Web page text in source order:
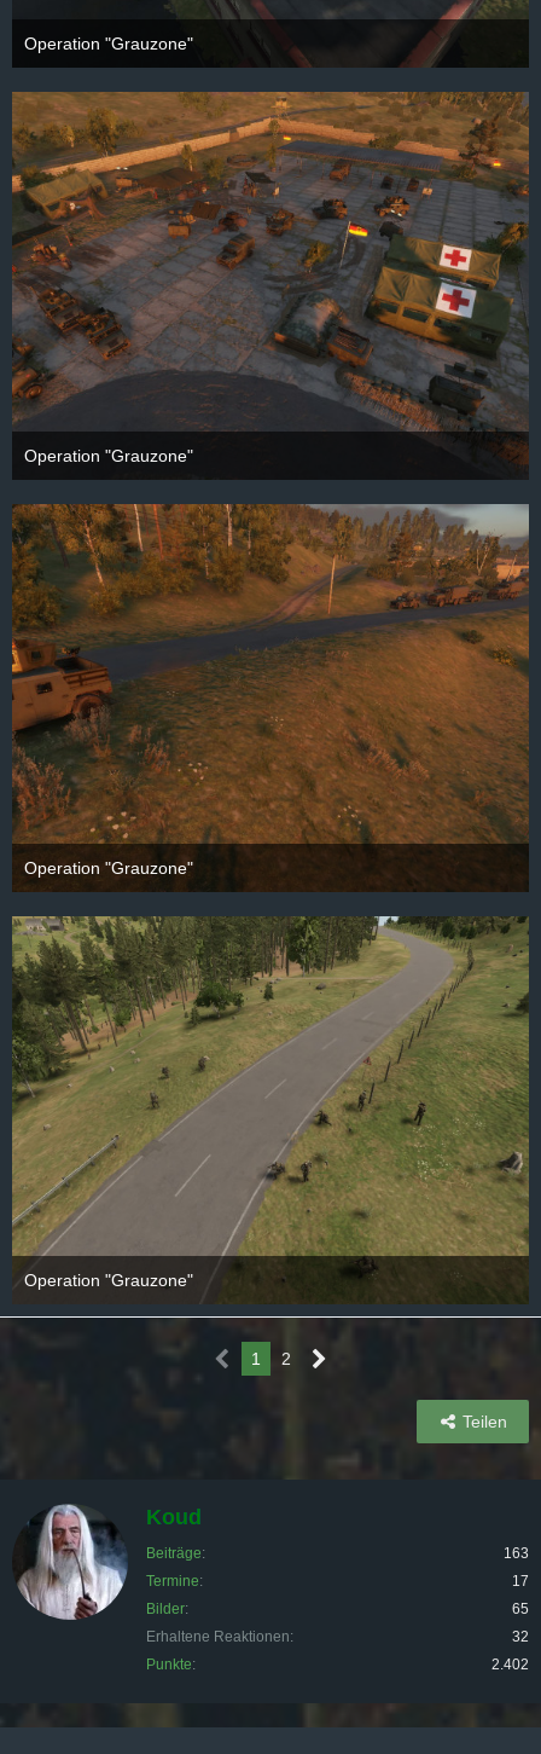
Operation "Grauzone"
28. September 2025
Operation "Grauzone"
28. September 2025
Operation "Grauzone"
28. September 2025
Operation "Grauzone"
28. September 2025
1 2
Teilen
Koud
Beiträge
163
Termine
17
Bilder
65
Erhaltene Reaktionen
32
Punkte
2.402